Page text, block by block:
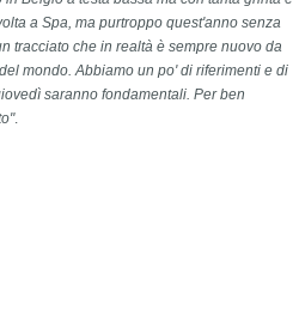
a Spa, ma purtroppo quest'anno senza
tracciato che in realtà è sempre nuovo da
mondo. Abbiamo un po' di riferimenti e di
saranno fondamentali. Per ben
".